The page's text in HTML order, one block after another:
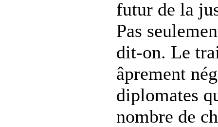
futur de la
Pas
dit-on. Le
âprement
diplomates
nombre de